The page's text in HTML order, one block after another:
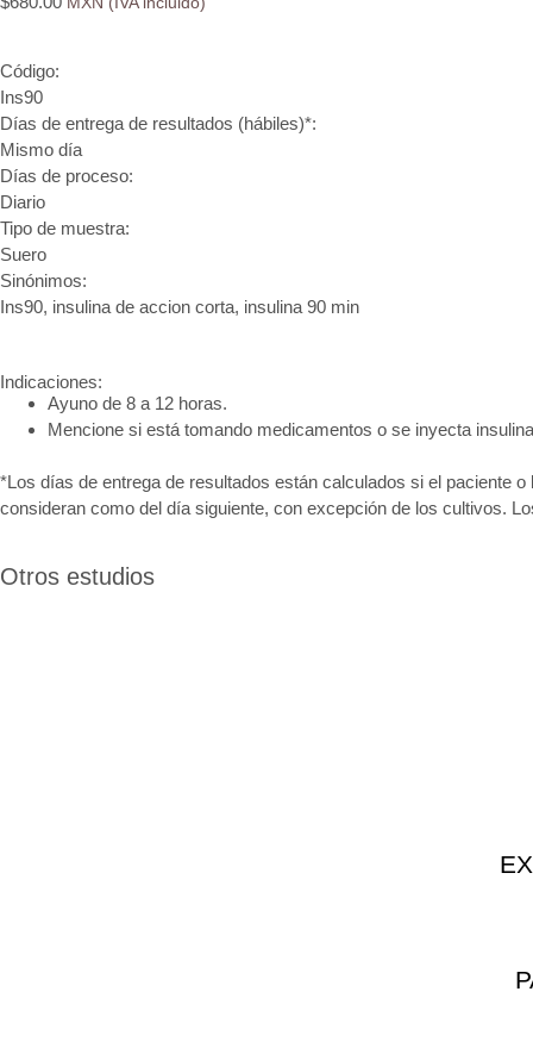
Código:
Ins90
Días de entrega de resultados (hábiles)*:
Mismo día
Días de proceso:
Diario
Tipo de muestra:
Suero
Sinónimos:
Ins90, insulina de accion corta, insulina 90 min
Indicaciones:
Ayuno de 8 a 12 horas.
Mencione si está tomando medicamentos o se inyecta
*Los días de entrega de resultados están calculados si el paciente
consideran como del día siguiente, con excepción de los cultivos.
Otros estudios